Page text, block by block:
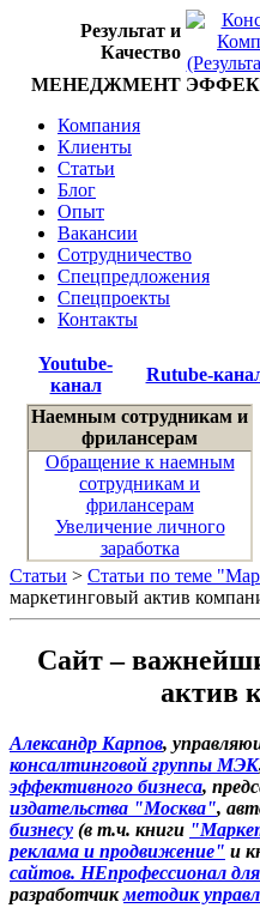
Результат и
Качество
МЕНЕДЖМЕНТ
Компания
Клиенты
Статьи
Блог
Опыт
Вакансии
Сотрудничество
Спецпредложения
Спецпроекты
Контакты
Youtube-
канал
Rutube-
Наемным сотрудникам и
фрилансерам
Обращение к наемным
сотрудникам и
фрилансерам
Увеличение личного
заработка
Статьи > Статьи по теме
маркетинговый актив
Сайт –
актив
Александр Карпов,
консалтинговой группы МЭК
эффективного бизнеса,
издательства "Москва",
бизнесу (в т.ч. книги
реклама и продвижение" и
сайтов. НЕпрофессионал
разработчикметодик